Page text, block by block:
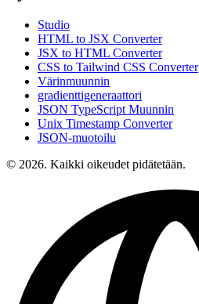
Studio
HTML to JSX Converter
JSX to HTML Converter
CSS to Tailwind CSS Converter
Värinmuunnin
gradienttigeneraattori
JSON TypeScript Muunnin
Unix Timestamp Converter
JSON-muotoilu
© 2026. Kaikki oikeudet pidätetään.